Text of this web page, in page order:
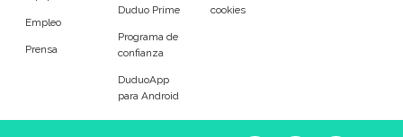
Tareas diarias
Empleo
Prensa
Duduo Prime
Programa de
confianza
DuduoApp
para Android
cookies